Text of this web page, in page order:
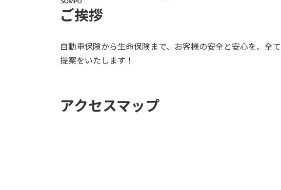
ご挨拶
自動車保険から生命保険まで、お客様の安全と安心を、全
提案をいたします！
アクセスマップ